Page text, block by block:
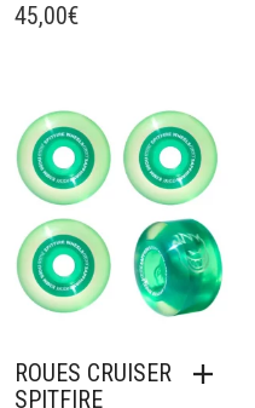
45,00€
Ajouter à mes favoris
ROUES CRUISER
SPITFIRE